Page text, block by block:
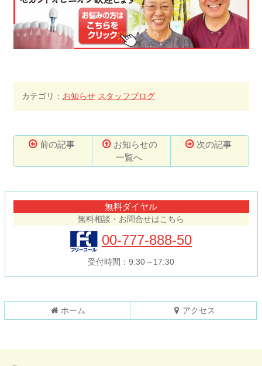
カテゴリ： お知らせ スタッフブログ
前の記事
お知らせの
一覧へ
次の記事
る
無料ダイヤル
無料相談・お問合せはこちら
00-777-888-50
受付時間：9:30～17:30
ホーム アクセス